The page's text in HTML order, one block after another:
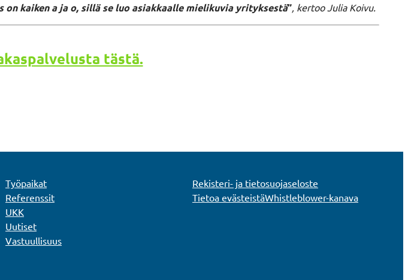
kaiken a ja o, sillä se luo asiakkaalle mielikuvia yrityksestä” , kertoo Julia Koivu.
tästä.
Työpaikat
Referenssit
UKK
Uutiset
Vastuullisuus
Rekisteri- ja tietosuojaseloste
Tietoa evästeistäWhistleblower-kanava